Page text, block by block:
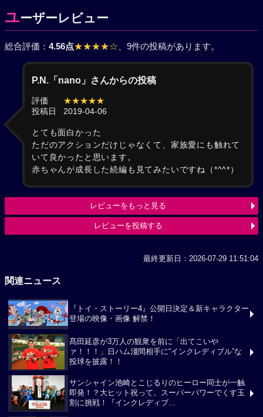
ユーザーレビュー
総合評価： 4.56点★★★★☆ 、9件の投稿があります。
P.N.「nano」さんからの投稿
評価
★★★★★
投稿日
2019-04-06
とても面白かった
ただのアクションだけじゃなくて、家族愛にも触れて
いて良かったと思います。
赤ちゃんが成長した続編も見てみたいですね（*^^*）
レビューをもっと見る
レビューを投稿する
最終更新日：2026-07-29 11:51:04
関連ニュース
『トイ・ストーリー4』公開日決定＆新キャラクター
登場の映像・画像 解禁！
髙田延彦が3万人の観衆を前に「出てこいや
ァ！！！」日ハム淺間相手に“インクレディブル”な
投球を披露！！
サンシャイン池崎とこじるりのヒーロー同士が一触
即発！？大ヒット祝って、スーパーパワーでくす玉
割に挑戦！『インクレディブ...